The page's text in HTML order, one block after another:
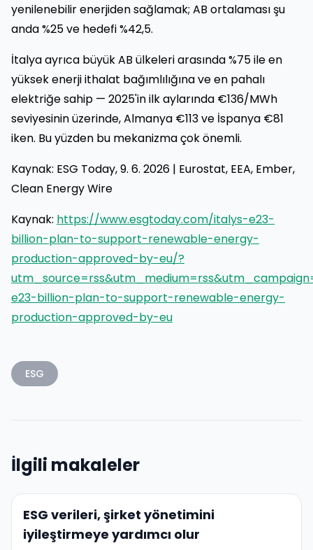
yenilenebilir enerjiden sağlamak; AB ortalaması şu
anda %25 ve hedefi %42,5.
İtalya ayrıca büyük AB ülkeleri arasında %75 ile en
yüksek enerji ithalat bağımlılığına ve en pahalı
elektriğe sahip — 2025'in ilk aylarında €136/MWh
seviyesinin üzerinde, Almanya €113 ve İspanya €81
iken. Bu yüzden bu mekanizma çok önemli.
Kaynak: ESG Today, 9. 6. 2026 | Eurostat, EEA, Ember,
Clean Energy Wire
Kaynak: https://www.esgtoday.com/italys-e23-
billion-plan-to-support-renewable-energy-
production-approved-by-eu/?
e23-billion-plan-to-support-renewable-energy-
production-approved-by-eu
ESG
İlgili makaleler
ESG verileri, şirket yönetimini
iyileştirmeye yardımcı olur